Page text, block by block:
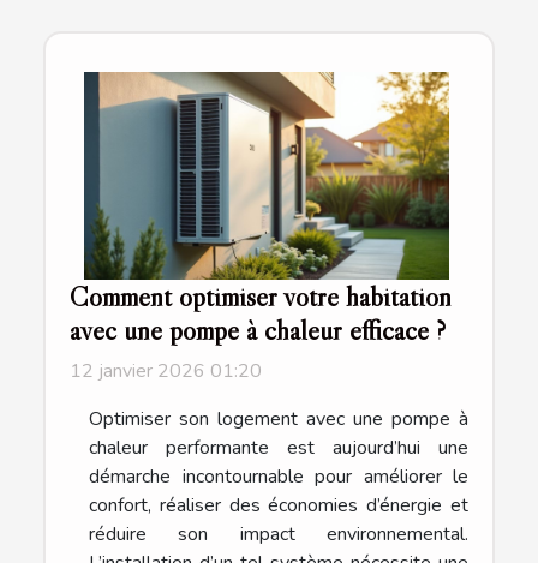
Comment optimiser votre habitation
avec une pompe à chaleur efficace ?
12 janvier 2026 01:20
Optimiser son logement avec une pompe à
chaleur performante est aujourd’hui une
démarche incontournable pour améliorer le
confort, réaliser des économies d’énergie et
réduire son impact environnemental.